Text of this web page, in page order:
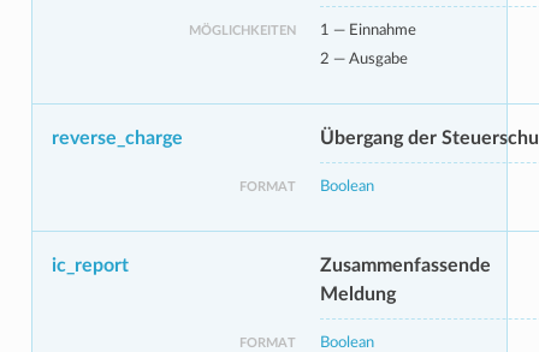
MÖGLICHKEITEN
1 — Einnahme
2 — Ausgabe
reverse_charge Übergang der
FORMAT Boolean
ic_report
Zusammenfassende
Meldung
FORMAT Boolean